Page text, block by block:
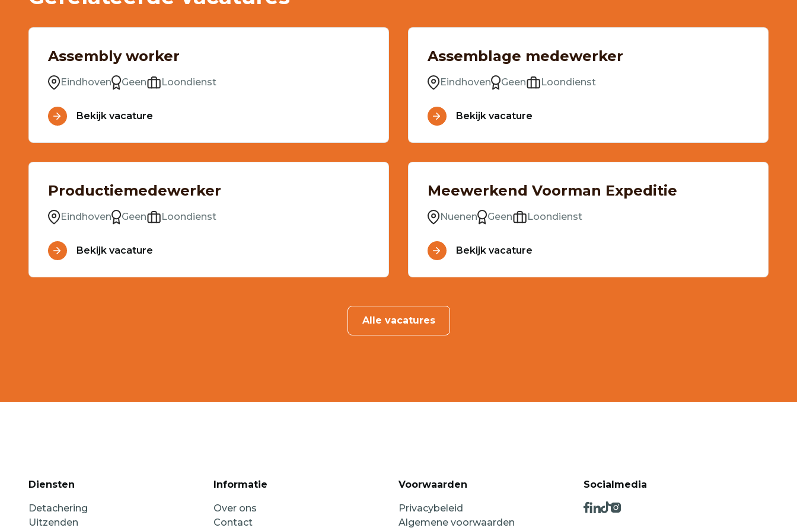
Assembly worker
Eindhoven Geen Loondienst
Bekijk vacature
Assemblage medewerker
Eindhoven Geen Loondienst
Bekijk vacature
Productiemedewerker
Eindhoven Geen Loondienst
Bekijk vacature
Meewerkend Voorman Expeditie
Nuenen Geen Loondienst
Bekijk vacature
Alle vacatures
Diensten
Detachering
Uitzenden
Informatie
Over ons
Contact
Voorwaarden
Privacybeleid
Algemene voorwaarden
Socialmedia